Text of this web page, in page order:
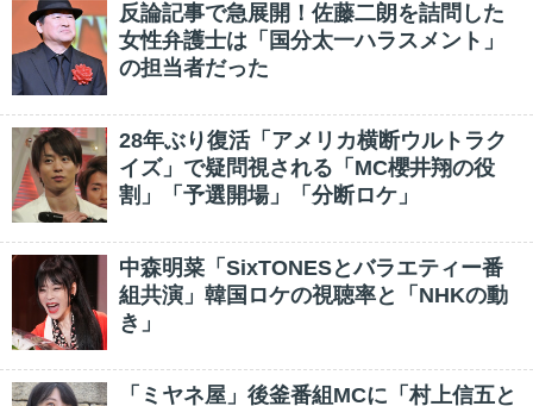
反論記事で急展開！佐藤二朗を詰問した
女性弁護士は「国分太一ハラスメント」
の担当者だった
28年ぶり復活「アメリカ横断ウルトラク
イズ」で疑問視される「MC櫻井翔の役
割」「予選開場」「分断ロケ」
中森明菜「SixTONESとバラエティー番
組共演」韓国ロケの視聴率と「NHKの動
き」
「ミヤネ屋」後釜番組MCに「村上信五と